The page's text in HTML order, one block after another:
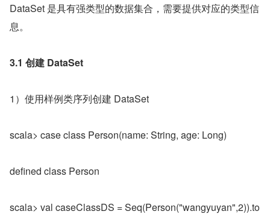
DataSet 是具有强类型的数据集合，需要提供对应的类型信
息。
3.1 创建 DataSet
1）使用样例类序列创建 DataSet
scala> case class Person(name: String, age: Long)
defined class Person
scala> val caseClassDS = Seq(Person("wangyuyan",2)).to